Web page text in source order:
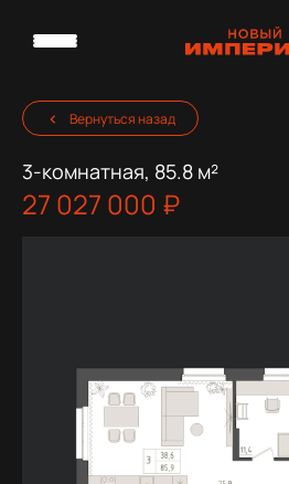
Вернуться назад
3-комнатная, 85.8 м²
27 027 000 ₽